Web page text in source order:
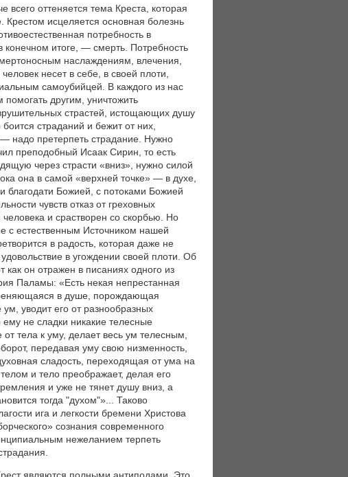
оттеняется тема Креста, которая
Крестом исцеляется основная болезнь
потребность в
итоге, — смерть. Потребность
наслаждениям, влечения,
несет в себе, в своей плоти,
самоубийцей. В каждого из нас
другим, уничтожить
страстей, истощающих душу
страданий и бежит от них,
надо претерпеть страдание. Нужно
преподобный Исаак Сирин, то есть
через страсти «вниз», нужно силой
она в самой «верхней точке» — в духе,
благодати Божией, с потоками Божией
чувств отказ от греховных
и срастворен со скорбью. Но
с естественным Источником нашей
в радость, которая даже не
в угождении своей плоти. Об
как он отражен в писаниях одного из
Паламы: «Есть некая непрестанная
в душе, порождающая
ум, уводит его от разнообразных
не сладки никакие телесные
тела к уму, делает весь ум телесным,
передавая уму свою низменность,
сладость, переходящая от ума на
и тело преображает, делая его
и уже не тянет душу вниз, а
тогда "духом"»... Таково
ига и легкости бремени Христова
сознания современного
нежеланием терпеть